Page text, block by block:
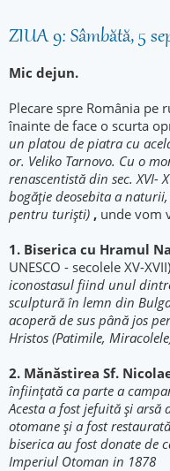
ZIUA 9: Sâmbătă, 5
Mic dejun.
Plecare spre România pe
înainte de face o scurta
un platou de piatra cu
or. Veliko Tarnovo. Cu o
renascentistă din sec. XVI-
bogăție deosebita a
pentru turiști) , unde vom
1. Biserica cu Hramul
UNESCO - secolele XV-XVII)
iconostasul fiind unul
sculptură în lemn din
acoperă de sus până jos
Hristos (Patimile,
2. Mănăstirea Sf.
înființată ca parte a
Acesta a fost jefuită și
otomane și a fost
biserica au fost donate de
Imperiul Otoman in 1878